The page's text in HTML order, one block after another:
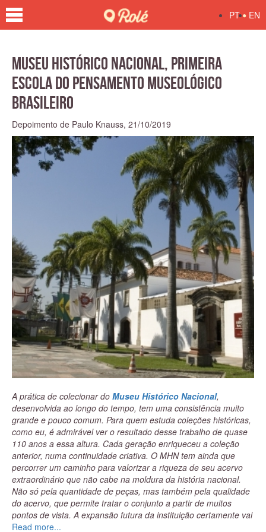
PT • EN
Museu Histórico Nacional, primeira
escola do pensamento museológico
brasileiro
Depoimento de Paulo Knauss, 21/10/2019
A prática de colecionar do Museu Histórico Nacional,
desenvolvida ao longo do tempo, tem uma consistência muito
grande e pouco comum. Para quem estuda coleções históricas,
como eu, é admirável ver o resultado desse trabalho de quase
110 anos a essa altura. Cada geração enriqueceu a coleção
anterior, numa continuidade criativa. O MHN tem ainda que
percorrer um caminho para valorizar a riqueza de seu acervo
extraordinário que não cabe na moldura da história nacional.
Não só pela quantidade de peças, mas também pela qualidade
do acervo, que permite tratar o conjunto a partir de muitos
pontos de vista. A expansão futura da instituição certamente vai
dar a dimensão dessa diversidade de histórias contidas no seu
Read more...